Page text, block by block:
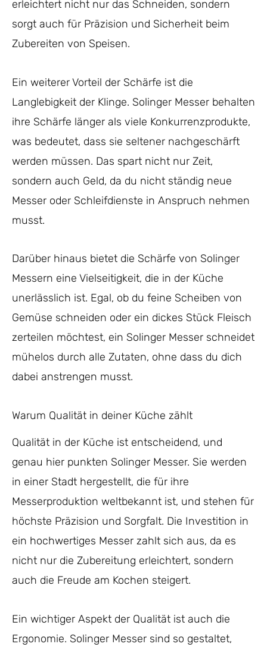
erleichtert nicht nur das Schneiden, sondern
sorgt auch für Präzision und Sicherheit beim
Zubereiten von Speisen.
Ein weiterer Vorteil der Schärfe ist die
Langlebigkeit der Klinge. Solinger Messer behalten
ihre Schärfe länger als viele Konkurrenzprodukte,
was bedeutet, dass sie seltener nachgeschärft
werden müssen. Das spart nicht nur Zeit,
sondern auch Geld, da du nicht ständig neue
Messer oder Schleifdienste in Anspruch nehmen
musst.
Darüber hinaus bietet die Schärfe von Solinger
Messern eine Vielseitigkeit, die in der Küche
unerlässlich ist. Egal, ob du feine Scheiben von
Gemüse schneiden oder ein dickes Stück Fleisch
zerteilen möchtest, ein Solinger Messer schneidet
mühelos durch alle Zutaten, ohne dass du dich
dabei anstrengen musst.
Warum Qualität in deiner Küche zählt
Qualität in der Küche ist entscheidend, und
genau hier punkten Solinger Messer. Sie werden
in einer Stadt hergestellt, die für ihre
Messerproduktion weltbekannt ist, und stehen für
höchste Präzision und Sorgfalt. Die Investition in
ein hochwertiges Messer zahlt sich aus, da es
nicht nur die Zubereitung erleichtert, sondern
auch die Freude am Kochen steigert.
Ein wichtiger Aspekt der Qualität ist auch die
Ergonomie. Solinger Messer sind so gestaltet,